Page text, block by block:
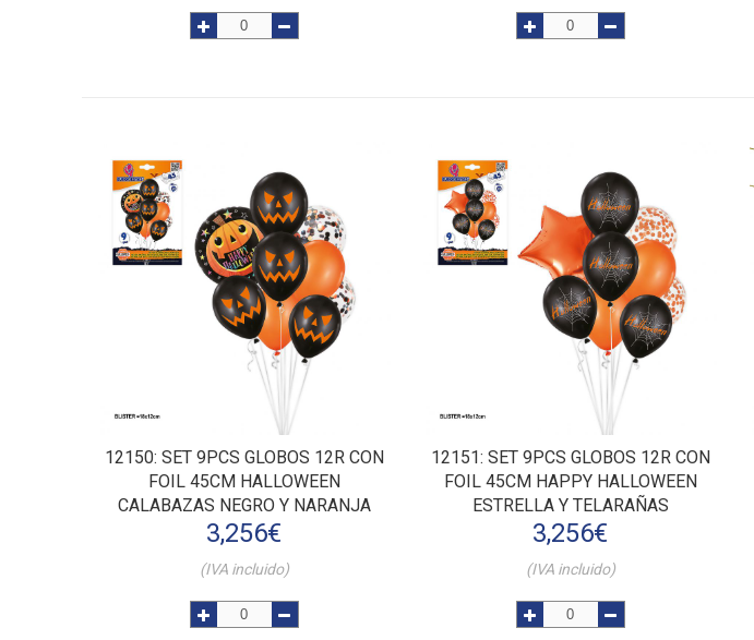
12150: SET 9PCS GLOBOS 12R CON
FOIL 45CM HALLOWEEN
CALABAZAS NEGRO Y NARANJA
3,256€
(IVA incluido)
12151: SET 9PCS GLOBOS 12R CON
FOIL 45CM HAPPY HALLOWEEN
ESTRELLA Y TELARAÑAS
3,256€
(IVA incluido)